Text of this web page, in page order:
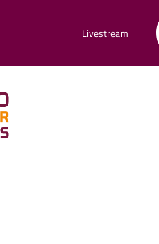
Livestream